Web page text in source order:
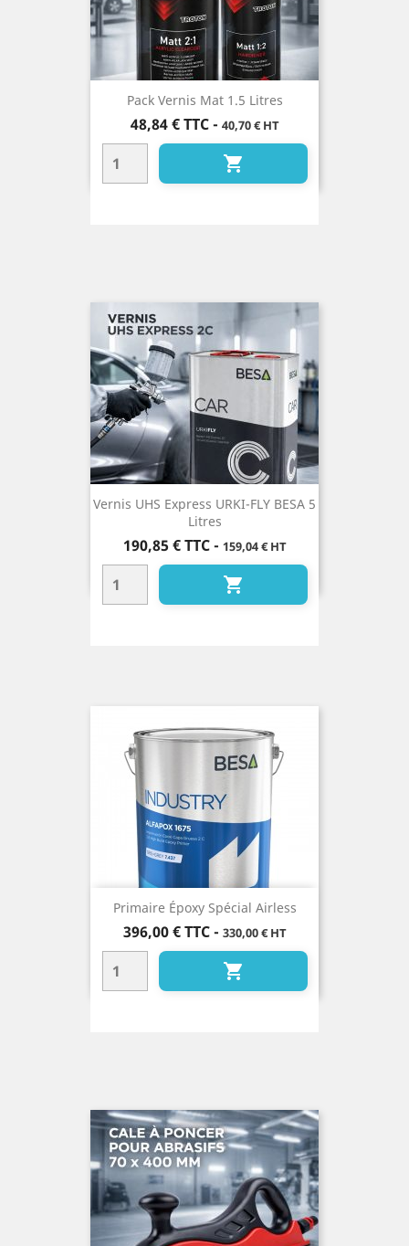
Pack Vernis Mat 1.5 Litres
Prix
48,84 € TTC- 40,70 € HT

Vernis UHS Express URKI-FLY BESA 5
Litres
Prix
190,85 € TTC- 159,04 € HT

Primaire Époxy Spécial Airless
Prix
396,00 € TTC- 330,00 € HT
